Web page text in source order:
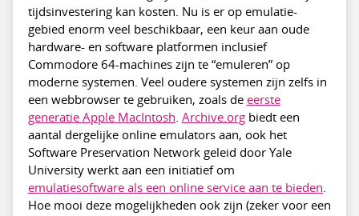
tijdsinvestering kan kosten. Nu is er op emulatie-
gebied enorm veel beschikbaar, een keur aan oude
hardware- en software platformen inclusief
Commodore 64-machines zijn te “emuleren” op
moderne systemen. Veel oudere systemen zijn zelfs in
een webbrowser te gebruiken, zoals de eerste
generatie Apple MacIntosh Archive.orgbiedt een
aantal dergelijke online emulators aan, ook het
Software Preservation Network geleid door Yale
University werkt aan een initiatief om
emulatiesoftware als een online service aan te bieden
Hoe mooi deze mogelijkheden ook zijn (zeker voor een